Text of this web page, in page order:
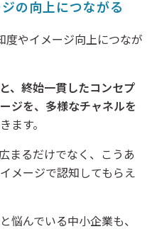
の向上につながる
度やイメージ向上につなが
、終始一貫したコンセプ
ジを、多様なチャネルを
ます。
まるだけでなく、こうあ
メージで認知してもらえ
悩んでいる中小企業も、